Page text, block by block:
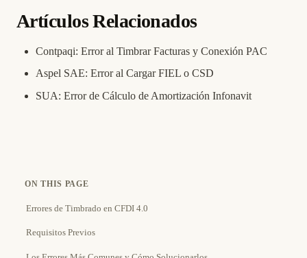
Artículos Relacionados
Contpaqi: Error al Timbrar Facturas y Conexión PAC
Aspel SAE: Error al Cargar FIEL o CSD
SUA: Error de Cálculo de Amortización Infonavit
ON THIS PAGE
Errores de Timbrado en CFDI 4.0
Requisitos Previos